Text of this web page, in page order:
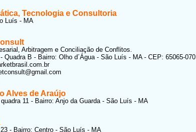
Tecnologia e Consultoria
Luís - MA
Arbitragem e Conciliação de Conflitos.
Quadra B - Bairro: Olho d´Água - São Luís - MA - CEP: 65065-070
Alves de Araújo
11 - Bairro: Anjo da Guarda - São Luís - MA
- Bairro: Centro - São Luís - MA